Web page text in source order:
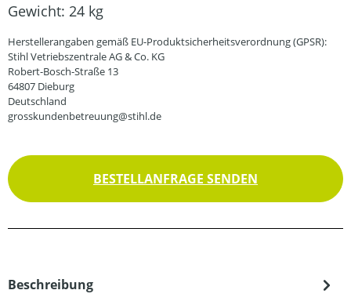
Gewicht: 24 kg
Herstellerangaben gemäß EU-Produktsicherheitsverordnung (GPSR):
Stihl Vetriebszentrale AG & Co. KG
Robert-Bosch-Straße 13
64807 Dieburg
Deutschland
grosskundenbetreuung@stihl.de
BESTELLANFRAGE SENDEN
Beschreibung